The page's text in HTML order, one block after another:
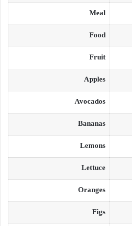
Meal
Food
Fruit
Apples
Avocados
Bananas
Lemons
Lettuce
Oranges
Figs